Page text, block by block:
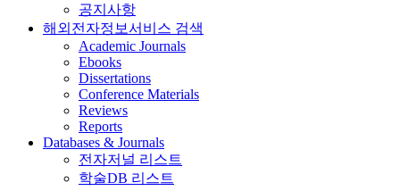
공지사항
해외전자정보서비스 검색
Academic Journals
Ebooks
Dissertations
Conference Materials
Reviews
Reports
Databases & Journals
전자저널 리스트
학술DB 리스트